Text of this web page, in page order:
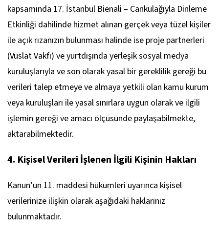
kapsamında 17. İstanbul Bienali – Cankulağıyla Dinleme
Etkinliği dahilinde hizmet alınan gerçek veya tüzel kişiler
ile açık rızanızın bulunması halinde ise proje partnerleri
(Vuslat Vakfı) ve yurtdışında yerleşik sosyal medya
kuruluşlarıyla ve son olarak yasal bir gereklilik gereği bu
verileri talep etmeye ve almaya yetkili olan kamu kurum
veya kuruluşları ile yasal sınırlara uygun olarak ve ilgili
işlemin gereği ve amacı ölçüsünde paylaşabilmekte,
aktarabilmektedir.
4. Kişisel Verileri İşlenen İlgili Kişinin Hakları
Kanun’un 11. maddesi hükümleri uyarınca kişisel
verilerinize ilişkin olarak aşağıdaki haklarınız
bulunmaktadır.